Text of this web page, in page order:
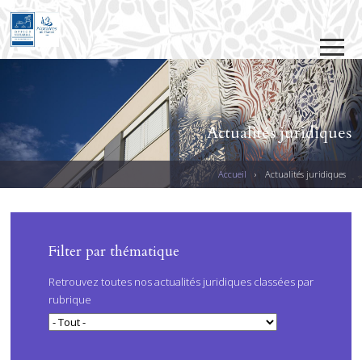
Actualités juridiques
Accueil › Actualités juridiques
Filter par thématique
Retrouvez toutes nos actualités juridiques classées par
rubrique
PAGES